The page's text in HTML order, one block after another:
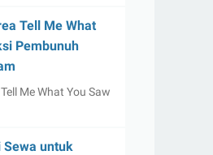
Tell Me What
Pembunuh
Me What You Saw
Sewa untuk